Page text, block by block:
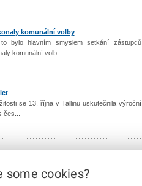
komunální volby
bylo hlavním smyslem setkání zástupců
komunální volb...
se 13. října v Tallinu uskutečnila výroční
čes...
45 46 47 48 49 ...
some cookies?